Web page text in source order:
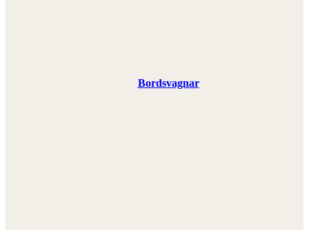
Bordsvagnar